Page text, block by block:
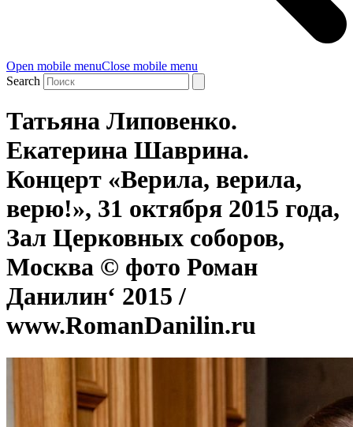
Open mobile menuClose mobile menu
Search
Татьяна Липовенко.
Екатерина Шаврина.
Концерт «Верила, верила,
верю!», 31 октября 2015 года,
Зал Церковных соборов,
Москва © фото Роман
Данилин‘ 2015 /
www.RomanDanilin.ru